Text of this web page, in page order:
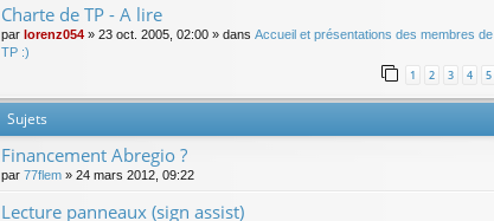
Charte de TP - A lire
par lorenz054 » 23 oct. 2005, 02:00 » dans Accueil et présentations des membres de
TP :)
1 2 3 4 5
Sujets
Financement Abregio ?
par 77flem » 24 mars 2012, 09:22
Lecture panneaux (sign assist)